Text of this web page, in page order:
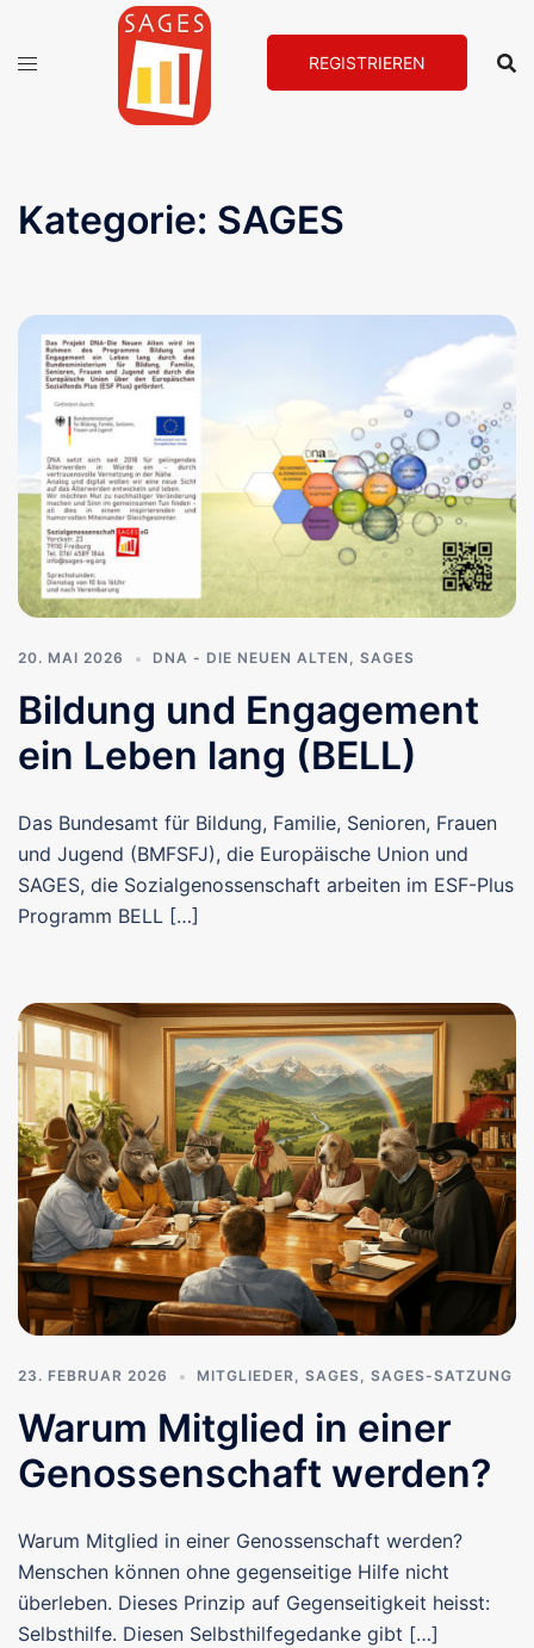
springen
REGISTRIEREN
Kategorie: SAGES
20. MAI 2026 DNA - DIE NEUEN ALTEN , SAGES
Bildung und Engagement
ein Leben lang (BELL)
Das Bundesamt für Bildung, Familie, Senioren, Frauen
und Jugend (BMFSFJ), die Europäische Union und
SAGES, die Sozialgenossenschaft arbeiten im ESF-Plus
Programm BELL […]
23. FEBRUAR 2026 MITGLIEDER SAGES SAGES-SATZUNG
Warum Mitglied in einer
Genossenschaft werden?
Warum Mitglied in einer Genossenschaft werden?
Menschen können ohne gegenseitige Hilfe nicht
überleben. Dieses Prinzip auf Gegenseitigkeit heisst:
Selbsthilfe. Diesen Selbsthilfegedanke gibt […]